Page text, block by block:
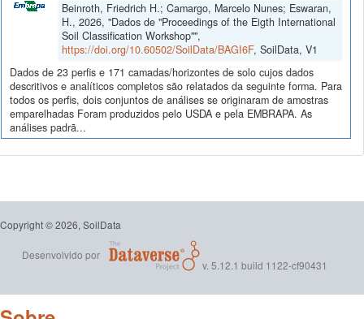
Beinroth, Friedrich H.; Camargo, Marcelo Nunes; Eswaran,
H., 2026, "Dados de "Proceedings of the Eigth International
Soil Classification Workshop"",
https://doi.org/10.60502/SoilData/BAGI6F, SoilData, V1
Dados de 23 perfis e 171 camadas/horizontes de solo cujos dados
descritivos e analíticos completos são relatados da seguinte forma. Para
todos os perfis, dois conjuntos de análises se originaram de amostras
emparelhadas Foram produzidos pelo USDA e pela EMBRAPA. As
análises padrã...
Copyright © 2026, SoilData
Desenvolvido por
v. 5.12.1 build 1122-cf90431